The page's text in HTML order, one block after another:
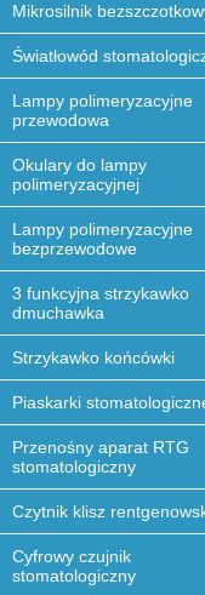
Mikrosilnik
Światłowód
Lampy polimeryzacyjne
przewodowa
Okulary do lampy
polimeryzacyjnej
Lampy polimeryzacyjne
bezprzewodowe
3 funkcyjna strzykawko
dmuchawka
Strzykawko końcówki
Piaskarki
Przenośny aparat RTG
stomatologiczny
Czytnik klisz
Cyfrowy czujnik
stomatologiczny